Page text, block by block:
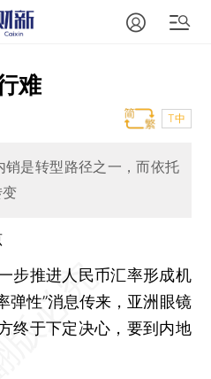
难
T中
是转型路径之一，而依托
推进人民币汇率形成机
弹性”消息传来，亚洲眼镜
终于下定决心，要到内地